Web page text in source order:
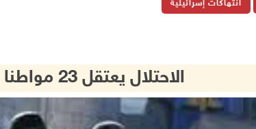
انتهاكات إسرائيلية
الاحتلال يعتقل 23 مواطنا من الضفة